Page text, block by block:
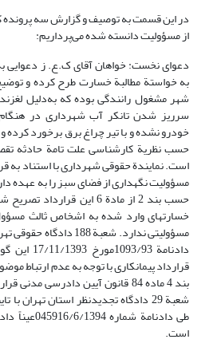
در این قسمت به توصیف و گزارش سه پرونده
از مسؤولیت دانسته شده می‌پرداریم:
دعوای نخست: خواهان آقای ک.ع. ز دعوایی
به خواستة مطالبة خسارت طرح کرده و
شهر مشغول رانندگی بوده که به‌دلیل
سرریز شدن تانکر آب شهرداری در
خودرو نشده و با تیر چراغ برق برخورد
حسب نظریة کارشناسی علت تامة حادثه
است. نمایندة حقوقی شهرداری با استناد به
مسؤولیت نگهداری از فضای سبز را به عهده
حسب بند 2 از مادة 6 این
خسارتهای وارد شده به اشخاص ثالث
مسؤولیتی ندارد. شعبة
دادنامة
قرارداد پیمانکاری با توجه به عدم ارتباط
بند 4 ماده 84 قانون آیین دادرسی
شعبة 29 دادگاه تجدیدنظر استان تهران
طی دادنامة
است.